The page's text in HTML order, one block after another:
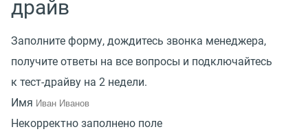
драйв
Заполните форму, дождитесь звонка менеджера,
получите ответы на все вопросы и подключайтесь
к тест-драйву на 2 недели.
Имя
Некорректно заполнено поле